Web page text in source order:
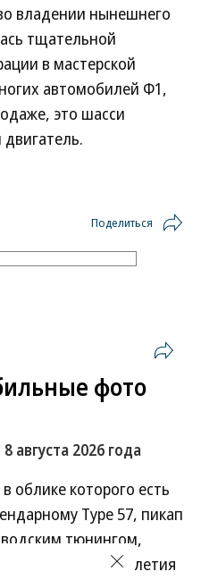
владении нынешнего
тщательной
в мастерской
автомобилей Ф1,
это шасси
Поделиться